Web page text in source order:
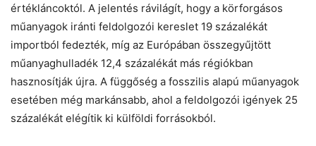
értékláncoktól. A jelentés rávilágít, hogy a körforgásos
műanyagok iránti feldolgozói kereslet 19 százalékát
importból fedezték, míg az Európában összegyűjtött
műanyaghulladék 12,4 százalékát más régiókban
hasznosítják újra. A függőség a fosszilis alapú műanyagok
esetében még markánsabb, ahol a feldolgozói igények 25
százalékát elégítik ki külföldi forrásokból.